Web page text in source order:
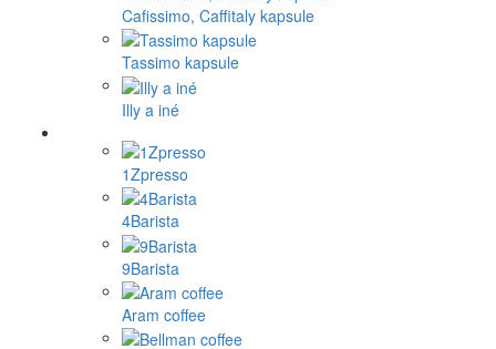
Cafissimo, Caffitaly kapsule
Tassimo kapsule
Illy a iné
1Zpresso
4Barista
9Barista
Aram coffee